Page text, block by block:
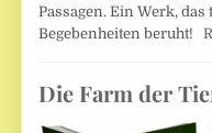
Passagen. Ein Werk,
Begebenheiten beruht!
Die Farm der